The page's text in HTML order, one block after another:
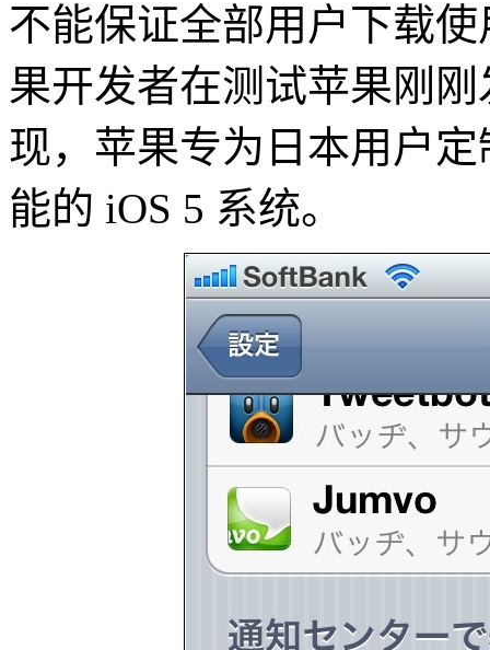
不能保证全部用户下载
果开发者在测试苹果刚刚
现，苹果专为日本用户
能的 iOS 5 系统。